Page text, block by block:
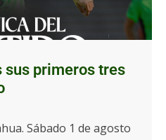
sus primeros tres
Sábado 1 de agosto